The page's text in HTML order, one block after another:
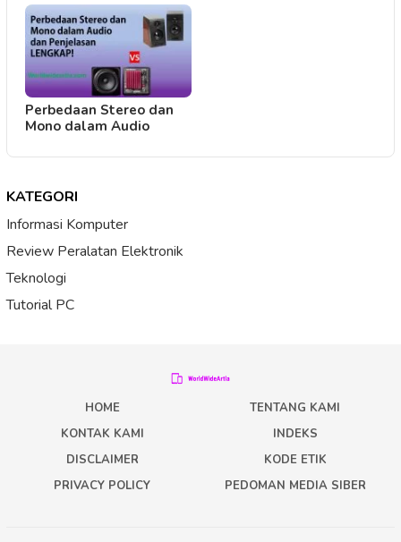
Perbedaan Stereo dan
Mono dalam Audio
KATEGORI
Informasi Komputer
Review Peralatan Elektronik
Teknologi
Tutorial PC
HOME
TENTANG KAMI
KONTAK KAMI
INDEKS
DISCLAIMER
KODE ETIK
PRIVACY POLICY
PEDOMAN MEDIA SIBER